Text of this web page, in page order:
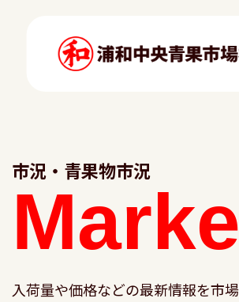
市況・青果物市況
入荷量や価格などの最新情報を市